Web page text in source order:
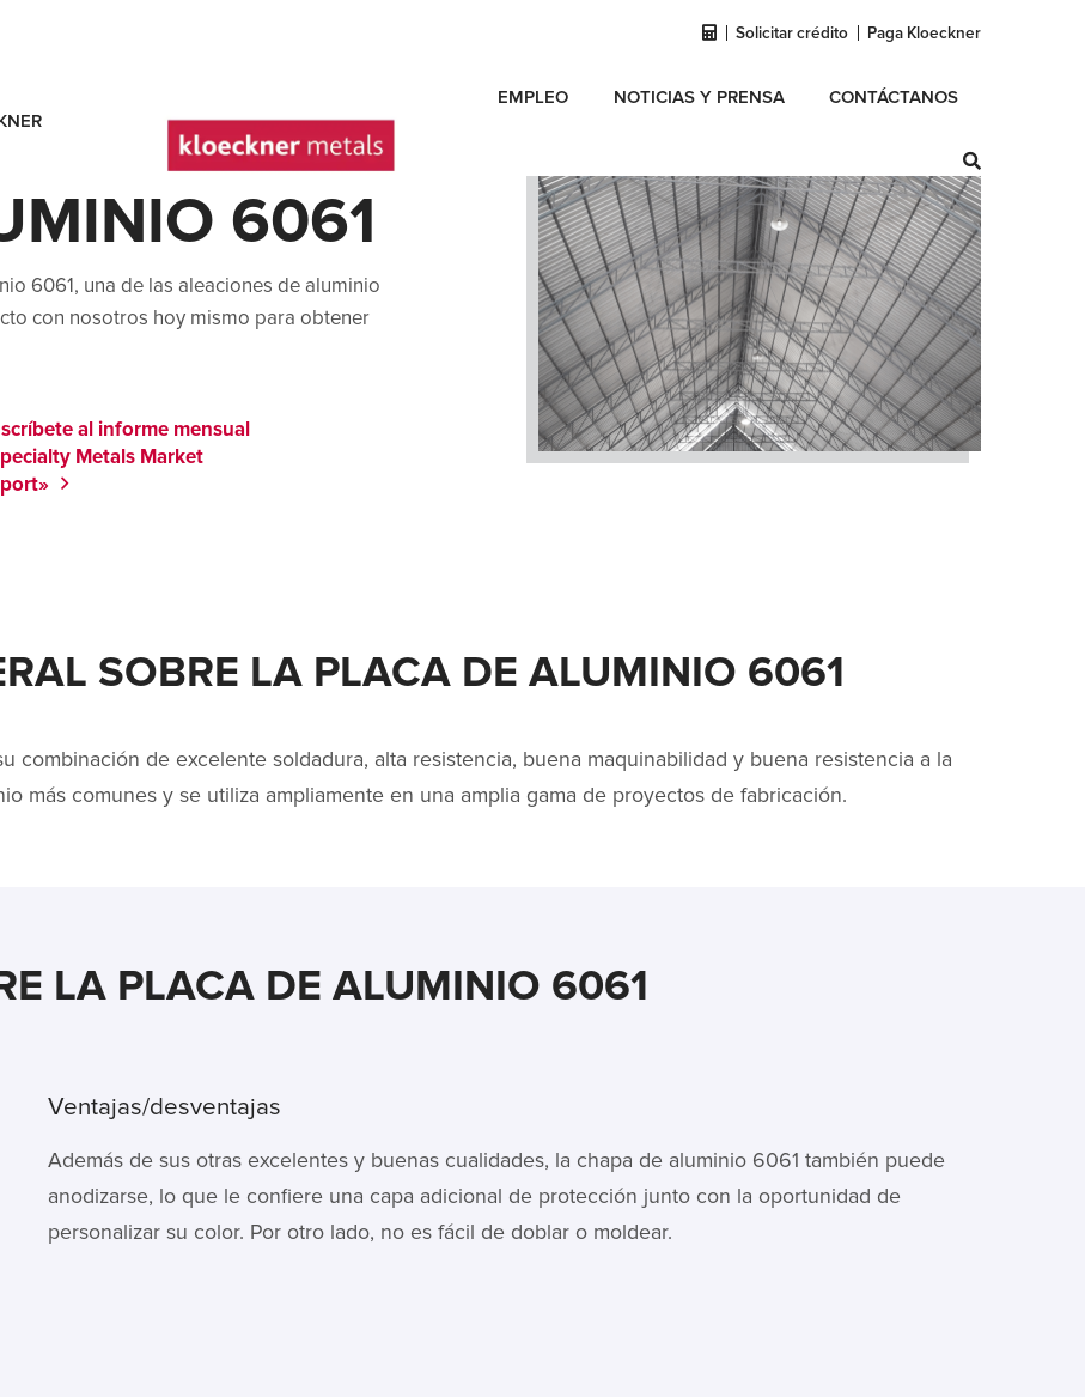
Solicitar crédito Paga Kloeckner
EMPLEO NOTICIAS Y PRENSA CONTÁCTANOS
6061
6061, una de las aleaciones de aluminio
con nosotros hoy mismo para obtener
al informe mensual
Metals Market
SOBRE LA PLACA DE ALUMINIO 6061
combinación de excelente soldadura, alta resistencia, buena maquinabilidad y buena resistencia a la
más comunes y se utiliza ampliamente en una amplia gama de proyectos de fabricación.
LA PLACA DE ALUMINIO 6061
Ventajas/desventajas
Además de sus otras excelentes y buenas cualidades, la chapa de aluminio 6061 también puede
anodizarse, lo que le confiere una capa adicional de protección junto con la oportunidad de
personalizar su color. Por otro lado, no es fácil de doblar o moldear.